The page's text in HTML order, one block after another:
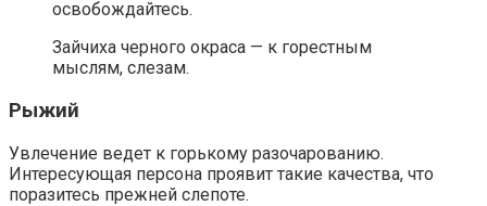
освобождайтесь.
Зайчиха черного окраса — к горестным
мыслям, слезам.
Рыжий
Увлечение ведет к горькому разочарованию.
Интересующая персона проявит такие качества, что
поразитесь прежней слепоте.